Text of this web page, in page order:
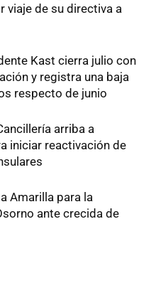
viaje de su directiva a
Kast cierra julio con
y registra una baja
respecto de junio
arriba a
iniciar reactivación de
Amarilla para la
ante crecida de